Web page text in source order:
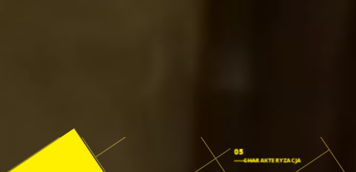
05
CHARAKTERYZACJA